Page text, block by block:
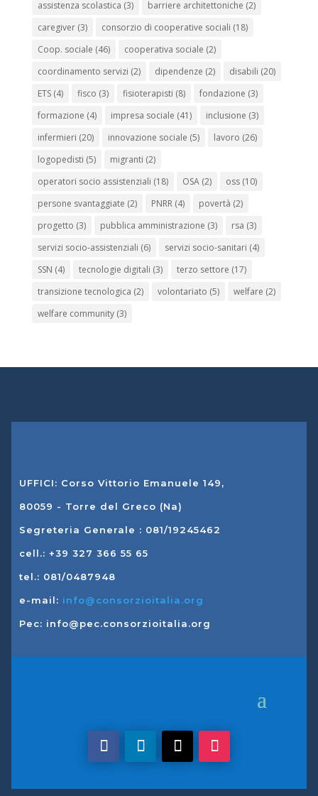
assistenza scolastica (3) barriere architettoniche (2)
caregiver(3) consorzio di cooperative sociali (18)
Coop. sociale (46) cooperativa sociale (2)
coordinamento servizi (2) dipendenze (2) disabili (20)
ETS(4) fisco (3) fisioterapisti (8) fondazione (3)
formazione (4) impresa sociale (41) inclusione (3)
infermieri (20) innovazione sociale (5) lavoro (26)
logopedisti (5) migranti (2)
operatori socio assistenziali (18) OSA(2) oss(10)
persone svantaggiate (2) PNRR(4) povertà (2)
progetto (3) pubblica amministrazione (3) rsa (3)
servizi socio-assistenziali (6) servizi socio-sanitari (4)
SSN (4) tecnologie digitali (3) terzo settore (17)
transizione tecnologica (2) volontariato (5) welfare (2)
welfare community(3)
UFFICI: Corso Vittorio Emanuele 149,
80059 - Torre del Greco (Na)
Segreteria Generale : 081/19245462
cell.: +39 327 366 55 65
tel.: 081/0487948
e-mail: info@consorzioitalia.org
Pec: info@pec.consorzioitalia.org